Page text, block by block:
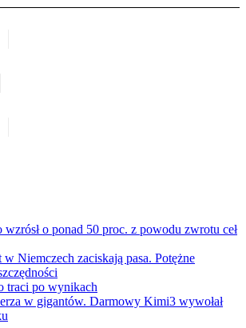
o ponad 50 proc. z powodu zwrotu ceł
w Niemczech zaciskają pasa. Potężne
traci po wynikach
w gigantów. Darmowy Kimi3 wywołał